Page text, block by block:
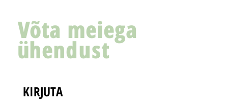
Võta meiega
ühendust
KIRJUTA